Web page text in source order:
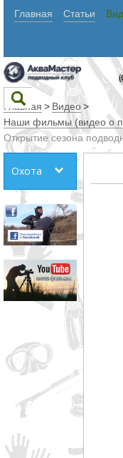
Главная Статьи
Текст
Искать
Любое из
слов
Все
слова
Точное
совпадение
Категории
Производитель
Главная > Видео >
Наши фильмы (видео о
Открытие сезона
Охота